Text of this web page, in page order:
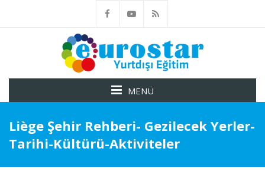
MENÜ
Liège Şehir Rehberi- Gezilecek Yerler-
Tarihi-Kültürü-Aktiviteler